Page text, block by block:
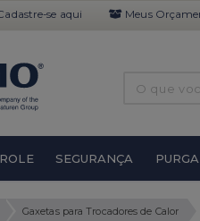
se aqui Meus
SEGURANÇA
Gaxetas para Trocadores de Calor